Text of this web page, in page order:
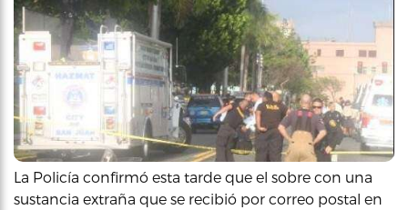
La Policía confirmó esta tarde que el sobre con una
sustancia extraña que se recibió por correo postal en